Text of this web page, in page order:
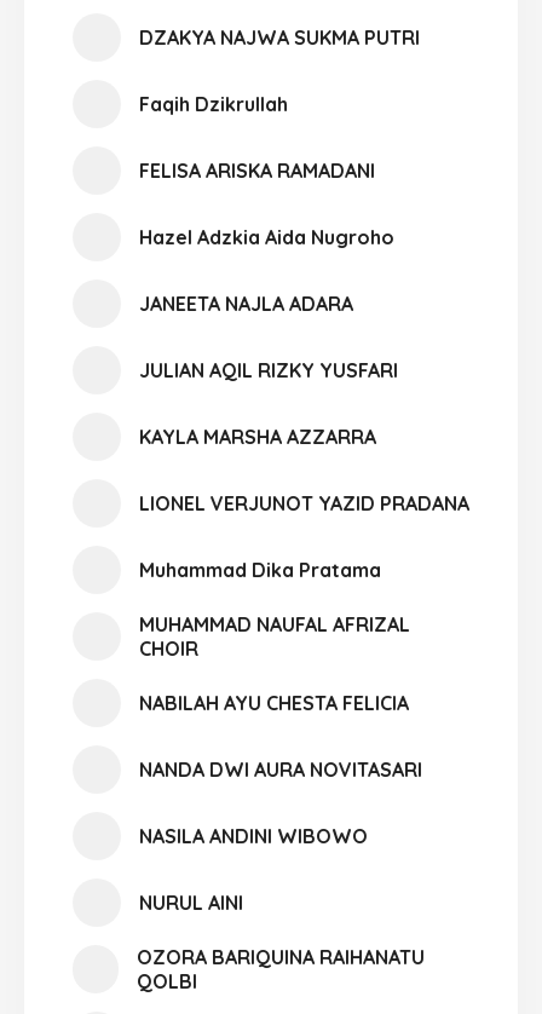
DZAKYA NAJWA SUKMA PUTRI
Faqih Dzikrullah
FELISA ARISKA RAMADANI
Hazel Adzkia Aida Nugroho
JANEETA NAJLA ADARA
JULIAN AQIL RIZKY YUSFARI
KAYLA MARSHA AZZARRA
LIONEL VERJUNOT YAZID PRADANA
Muhammad Dika Pratama
MUHAMMAD NAUFAL AFRIZAL
CHOIR
NABILAH AYU CHESTA FELICIA
NANDA DWI AURA NOVITASARI
NASILA ANDINI WIBOWO
NURUL AINI
OZORA BARIQUINA RAIHANATU
QOLBI